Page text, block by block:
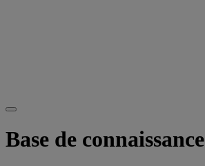
Base de connaissance